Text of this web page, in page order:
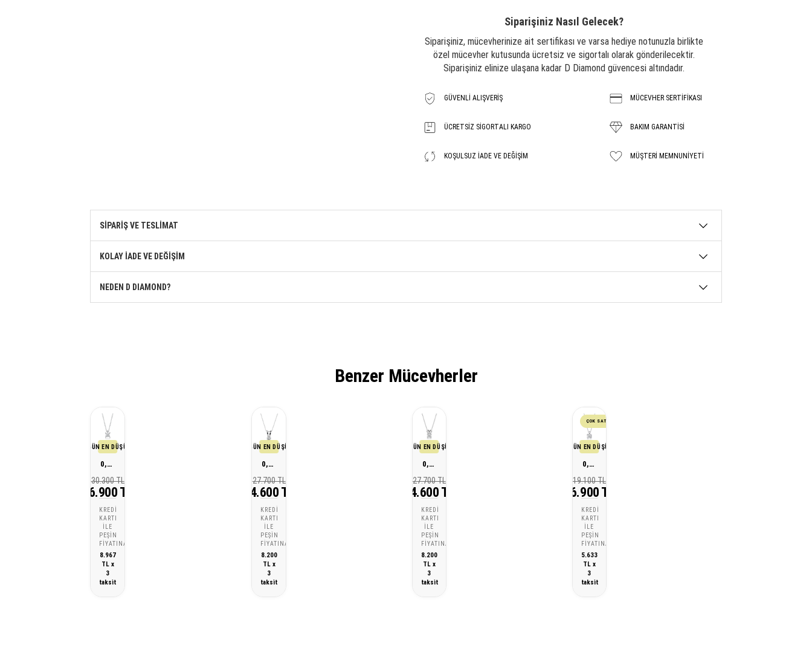
Siparişiniz Nasıl Gelecek?
Siparişiniz, mücevherinize ait sertifikası ve varsa hediye notunuzla birlikte
özel mücevher kutusunda ücretsiz ve sigortalı olarak gönderilecektir.
Siparişiniz elinize ulaşana kadar D Diamond güvencesi altındadır.
GÜVENLI ALIŞVERIŞ MÜCEVHER SERTİFİKASI
ÜCRETSIZ SIGORTALI KARGO BAKIM GARANTISİ
KOŞULSUZ İADE VE DEĞIŞIM MÜŞTERI MEMNUNIYETI
SİPARİŞ VE TESLİMAT
KOLAY İADE VE DEĞİŞİM
NEDEN D DIAMOND?
Benzer Mücevherler
SON 30 GÜN EN DÜŞÜK FİYATI
0,25 Karat Pırlanta Tektaş Kolye
30.300 TL
26.900 TL
KREDI
KARTI
ILE
PEŞIN
FIYATINA
8.967
TL x
3
taksit
SON 30 GÜN EN DÜŞÜK FİYATI
0,20 Karat Pırlanta Tektaş Kolye
27.700 TL
24.600 TL
KREDI
KARTI
ILE
PEŞIN
FIYATINA
8.200
TL x
3
taksit
SON 30 GÜN EN DÜŞÜK FİYATI
0,20 Karat Pırlanta Tektaş Kolye
27.700 TL
24.600 TL
KREDI
KARTI
ILE
PEŞIN
FIYATINA
8.200
TL x
3
taksit
ÇOK SATAN
SON 30 GÜN EN DÜŞÜK FİYATI
0,10 Karat Pırlanta Tektaş Kolye
19.100 TL
16.900 TL
KREDI
KARTI
ILE
PEŞIN
FIYATINA
5.633
TL x
3
taksit